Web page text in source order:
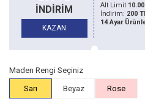
Alt Limit
10.000 TL
İndirim:
200 TL
14 Ayar Ürünlerde
Maden Rengi Seçiniz
Sarı
Beyaz Rose